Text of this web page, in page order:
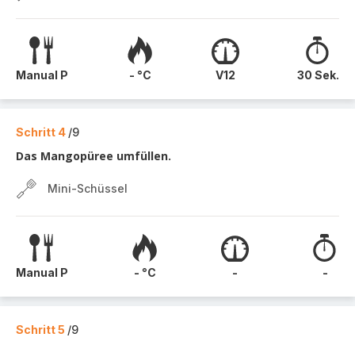
Manual P - °C V12 30 Sek.
Schritt 4 /9
Das Mangopüree umfüllen.
Mini-Schüssel
Manual P - °C - -
Schritt 5 /9